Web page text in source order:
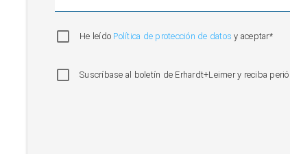
He leído Política de protección de datosy aceptar*
Suscríbase al boletín de Erhardt+Leimer y reciba